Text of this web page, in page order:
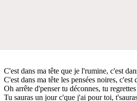
C'est dans ma tête que je l'rumine, c'est
C'est dans ma tête les pensées noires, c'est
Oh arrête d'penser tu déconnes, tu
Tu sauras un jour c'que j'ai pour toi,